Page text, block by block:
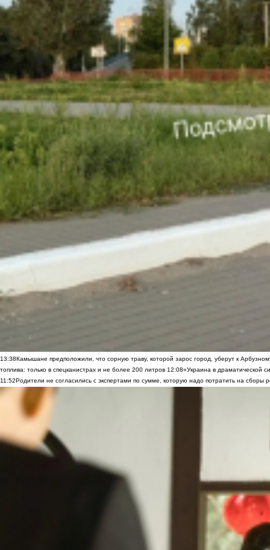
13:38Камышане предположили, что сорную траву, которой зарос город, уберут к
топлива: только в спецканистрах и не более 200 литров 12:08«Украина в драматической
11:52Родители не согласились с экспертами по сумме, которую надо потратить на сборы